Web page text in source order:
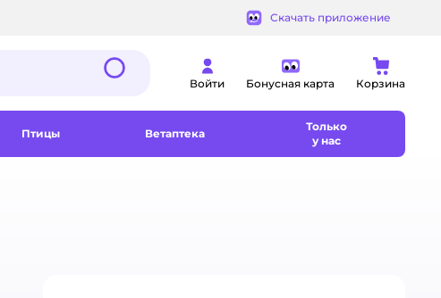
Скачать приложение
Войти Бонусная карта Корзина
Птицы Ветаптека
Только
у нас